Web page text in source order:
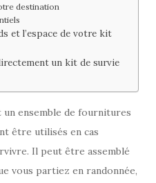
destination
et l’espace de votre kit
un kit de survie
ensemble de fournitures
être utilisés en cas
Il peut être assemblé
vous partiez en randonnée,